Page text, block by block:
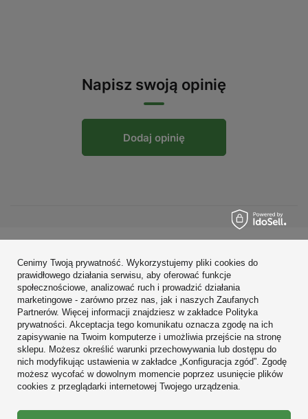
Napisz swoją opinię
Dodaj opinię
Zamówienia
Konto
Regulaminy
Zobacz również
W sklepie prezentujemy ceny brutto (z VAT).
Cenimy Twoją prywatność. Wykorzystujemy pliki cookies do
prawidłowego działania serwisu, aby oferować funkcje
społecznościowe, analizować ruch i prowadzić działania
marketingowe - zarówno przez nas, jak i naszych Zaufanych
Partnerów. Więcej informacji znajdziesz w zakładce Polityka
prywatności. Akceptacja tego komunikatu oznacza zgodę na ich
zapisywanie na Twoim komputerze i umożliwia przejście na stronę
sklepu. Możesz określić warunki przechowywania lub dostępu do
nich modyfikując ustawienia w zakładce „Konfiguracja zgód”. Zgodę
możesz wycofać w dowolnym momencie poprzez usunięcie plików
cookies z przeglądarki internetowej Twojego urządzenia.